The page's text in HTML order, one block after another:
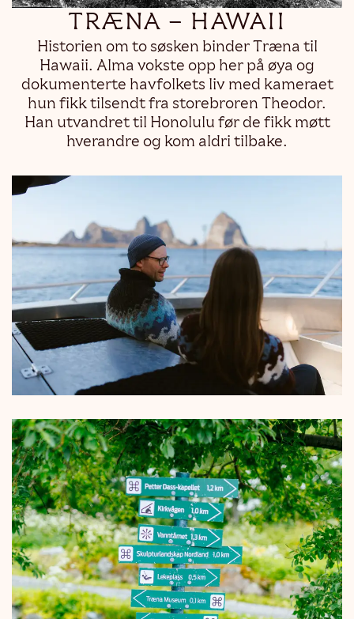
TRÆNA – HAWAII
Historien om to søsken binder Træna til
Hawaii. Alma vokste opp her på øya og
dokumenterte havfolkets liv med kameraet
hun fikk tilsendt fra storebroren Theodor.
Han utvandret til Honolulu før de fikk møtt
hverandre og kom aldri tilbake.